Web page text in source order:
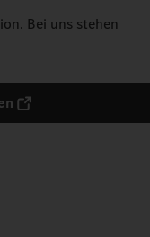
Bei uns stehen